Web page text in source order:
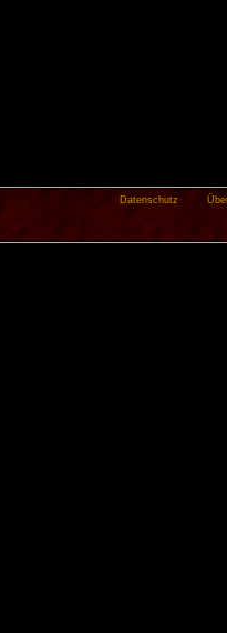
Datenschutz